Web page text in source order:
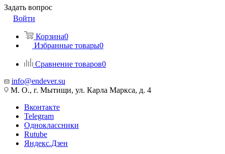
Задать вопрос
Войти
Корзина0
Избранные товары0
Сравнение товаров0
info@endever.su
М. О., г. Мытищи, ул. Карла Маркса, д. 4
Вконтакте
Telegram
Одноклассники
Rutube
Яндекс.Дзен